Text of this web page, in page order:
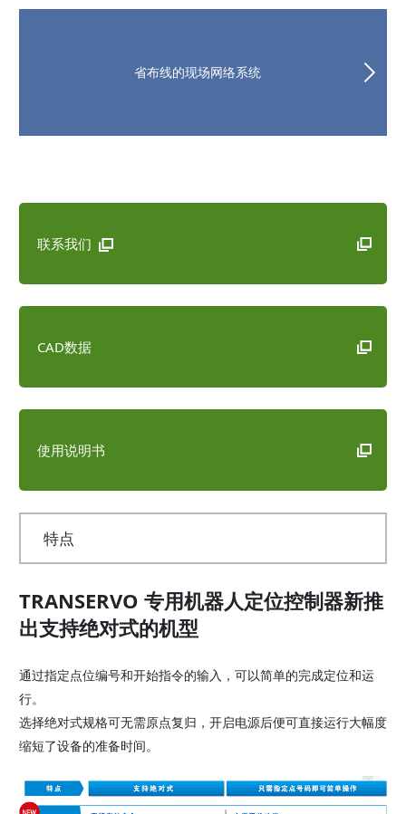
省布线的现场网络系统
联系我们
CAD数据
使用说明书
特点
TRANSERVO 专用机器人定位控制器新推
出支持绝对式的机型
通过指定点位编号和开始指令的输入，可以简单的完成定位和运
行。
选择绝对式规格可无需原点复归，开启电源后便可直接运行大幅度
缩短了设备的准备时间。